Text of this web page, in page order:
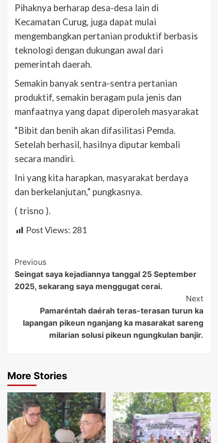
Pihaknya berharap desa-desa lain di
Kecamatan Curug, juga dapat mulai
mengembangkan pertanian produktif berbasis
teknologi dengan dukungan awal dari
pemerintah daerah.
Semakin banyak sentra-sentra pertanian
produktif, semakin beragam pula jenis dan
manfaatnya yang dapat diperoleh masyarakat
“Bibit dan benih akan difasilitasi Pemda.
Setelah berhasil, hasilnya diputar kembali
secara mandiri.
Ini yang kita harapkan, masyarakat berdaya
dan berkelanjutan,” pungkasnya.
( trisno ).
Post Views: 281
Post
Navigation
Previous
Seingat saya kejadiannya tanggal 25 September
2025, sekarang saya menggugat cerai.
Next
Pamaréntah daérah teras-terasan turun ka
lapangan pikeun nganjang ka masarakat sareng
milarian solusi pikeun ngungkulan banjir.
More Stories